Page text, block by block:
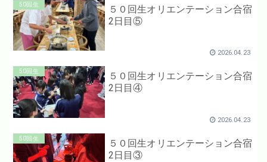
50回生
５０回生オリエンテーション合宿
2日目⑤
2026.04.23
50回生
５０回生オリエンテーション合宿
2日目④
2026.04.23
50回生
５０回生オリエンテーション合宿
2日目③